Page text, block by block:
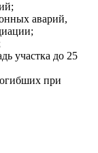
аварий,
участка до 25
при